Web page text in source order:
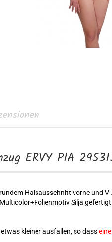
ERVY PIA
Halsausschnitt vorne und
Silja gefertigt.
kleiner ausfallen, so dass